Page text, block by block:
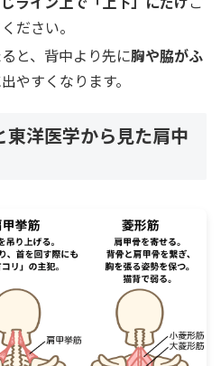
ださい。
と、背中より先に胸や脇がふ
やすくなります。
洋医学から見た肩中